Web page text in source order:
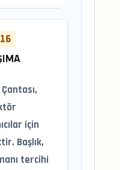
için
Başlık,
tercihi